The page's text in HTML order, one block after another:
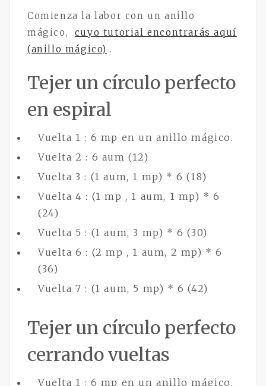
Comienza la labor con un anillo
mágico,
cuyo tutorial encontrarás aquí
(anillo mágico) .
Tejer un círculo perfecto
en espiral
Vuelta 1 : 6 mp en un anillo mágico.
Vuelta 2 : 6 aum (12)
Vuelta 3 : (1 aum, 1 mp) * 6 (18)
Vuelta 4 : (1 mp , 1 aum, 1 mp) * 6
(24)
Vuelta 5 : (1 aum, 3 mp) * 6 (30)
Vuelta 6 : (2 mp , 1 aum, 2 mp) * 6
(36)
Vuelta 7 : (1 aum, 5 mp) * 6 (42)
Tejer un círculo perfecto
cerrando vueltas
Vuelta 1 : 6 mp en un anillo mágico.